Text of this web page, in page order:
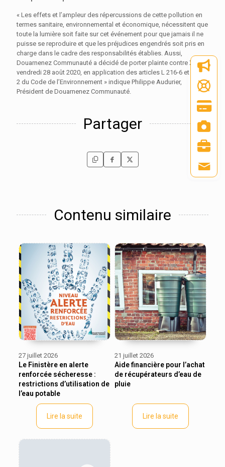
« Les effets et l’ampleur des répercussions de cette pollution en
termes sanitaire, environnemental et économique, nécessitent que
toute la lumière soit faite sur cet événement pour que jamais il ne
puisse se reproduire et que les préjudices engendrés soit pris en
charge dans le cadre des responsabilités établies. Aussi,
Douarnenez Communauté a décidé de porter plainte contre X, le
vendredi 28 août 2020, en application des articles L 216-6 et L 432-
2 du Code de l’Environnement » indique Philippe Audurier,
Président de Douarnenez Communauté.
Partager
Contenu similaire
27 juillet 2026
Le Finistère en alerte
renforcée sécheresse :
restrictions d’utilisation de
l’eau potable
Lire la suite
21 juillet 2026
Aide financière pour l’achat
de récupérateurs d’eau de
pluie
Lire la suite